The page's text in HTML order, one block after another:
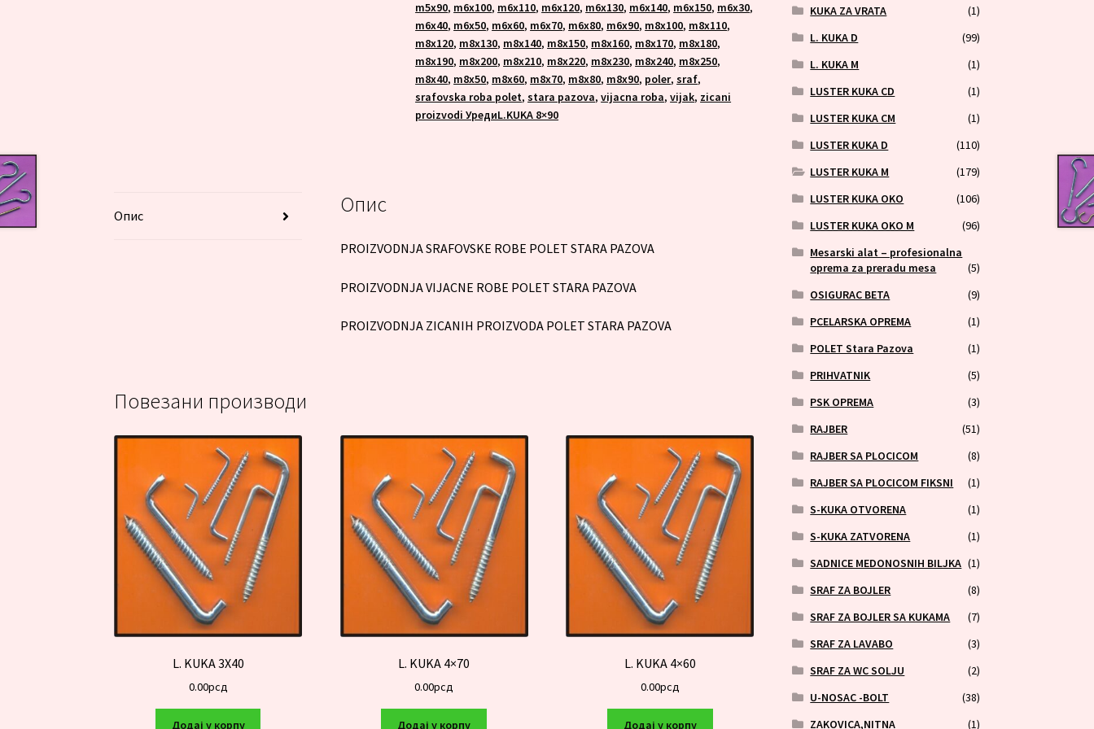
m5x90, m6x100, m6x110, m6x120, m6x130, m6x140, m6x150, m6x30,
m6x40, m6x50, m6x60, m6x70, m6x80, m6x90, m8x100, m8x110,
m8x120, m8x130, m8x140, m8x150, m8x160, m8x170, m8x180,
m8x190, m8x200, m8x210, m8x220, m8x230, m8x240, m8x250,
m8x40, m8x50, m8x60, m8x70, m8x80, m8x90, poler,sraf,
srafovska roba polet,stara pazova,vijacna roba,vijak, zicani
proizvodi УредиL.KUKA 8×90
Опис Опис
PROIZVODNJA SRAFOVSKE ROBE POLET STARA PAZOVA
PROIZVODNJA VIJACNE ROBE POLET STARA PAZOVA
PROIZVODNJA ZICANIH PROIZVODA POLET STARA PAZOVA
Повезани производи
L. KUKA 3X40
0.00рсд
Додај у корпу
L. KUKA 4×70
0.00рсд
Додај у корпу
L. KUKA 4×60
0.00рсд
Додај у корпу
KUKA ZA VRATA
(1)
L. KUKA D
(99)
L. KUKA M
(1)
LUSTER KUKA CD
(1)
LUSTER KUKA CM
(1)
LUSTER KUKA D
(110)
LUSTER KUKA M
(179)
LUSTER KUKA OKO
(106)
LUSTER KUKA OKO M
(96)
Mesarski alat – profesionalna
oprema za preradu mesa
(5)
OSIGURAC BETA
(9)
PCELARSKA OPREMA
(1)
POLET Stara Pazova
(1)
PRIHVATNIK
(5)
PSK OPREMA
(3)
RAJBER
(51)
RAJBER SA PLOCICOM
(8)
RAJBER SA PLOCICOM FIKSNI
(1)
S-KUKA OTVORENA
(1)
S-KUKA ZATVORENA
(1)
SADNICE MEDONOSNIH BILJKA (1)
SRAF ZA BOJLER
(8)
SRAF ZA BOJLER SA KUKAMA
(7)
SRAF ZA LAVABO
(3)
SRAF ZA WC SOLJU
(2)
U-NOSAC -BOLT
(38)
ZAKOVICA,NITNA
(1)